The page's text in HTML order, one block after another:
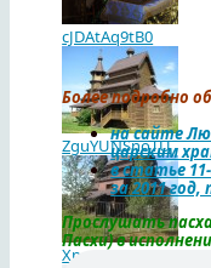
cJDAtAq9tB0
ZguYUNSnoTU
Храм святого
Более подробно
на сайте
царским
в статье
за 2011
Прослушать
Пасхи) в